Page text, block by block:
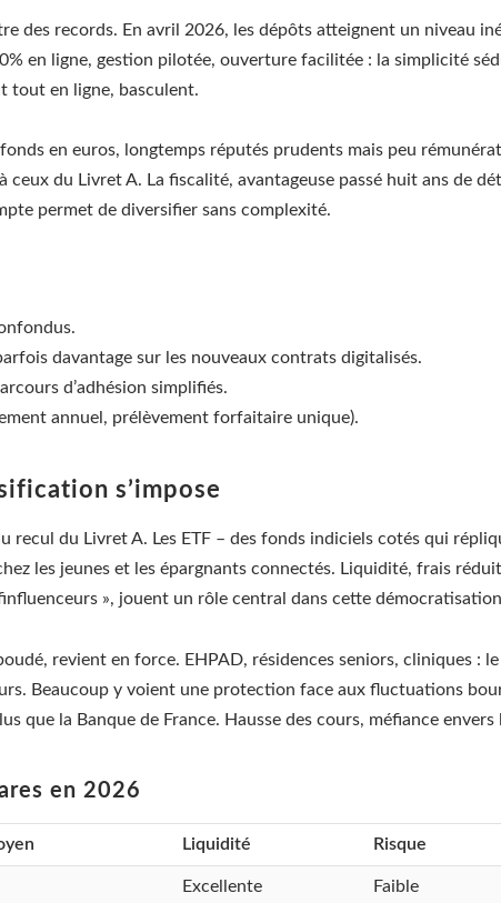
des records. En avril 2026, les dépôts atteignent un niveau
en ligne, gestion pilotée, ouverture facilitée : la simplicité
tout en ligne, basculent.
en euros, longtemps réputés prudents mais peu
du Livret A. La fiscalité, avantageuse passé huit ans de
permet de diversifier sans complexité.
davantage sur les nouveaux contrats digitalisés.
d’adhésion simplifiés.
annuel, prélèvement forfaitaire unique).
s’impose
recul du Livret A. Les ETF – des fonds indiciels cotés qui
les jeunes et les épargnants connectés. Liquidité, frais
», jouent un rôle central dans cette
revient en force. EHPAD, résidences seniors, cliniques :
Beaucoup y voient une protection face aux fluctuations
que la Banque de France. Hausse des cours, méfiance envers
en 2026
Liquidité Risque
Excellente Faible